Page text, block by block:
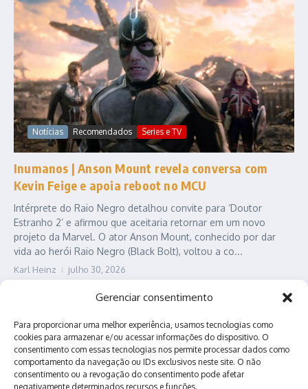
Gerenciar consentimento
Para proporcionar uma melhor experiência, usamos tecnologias como
cookies para armazenar e/ou acessar informações do dispositivo. O
consentimento com essas tecnologias nos permite processar dados como
comportamento da navegação ou IDs exclusivos neste site. O não
consentimento ou a revogação do consentimento pode afetar
negativamente determinados recursos e funções.
Notícias Recomendados Series e TV
Inumanos | Anson Mount revela conversa com
Kevin Feige e apoia reboot no MCU
Intérprete do Raio Negro detalhou convite para ‘Doutor
Estranho 2’ e afirmou que aceitaria retornar em um novo
projeto da Marvel. O ator Anson Mount, conhecido por dar
vida ao herói Raio Negro (Black Bolt), voltou a co...
Karl Heinz julho 30, 2026